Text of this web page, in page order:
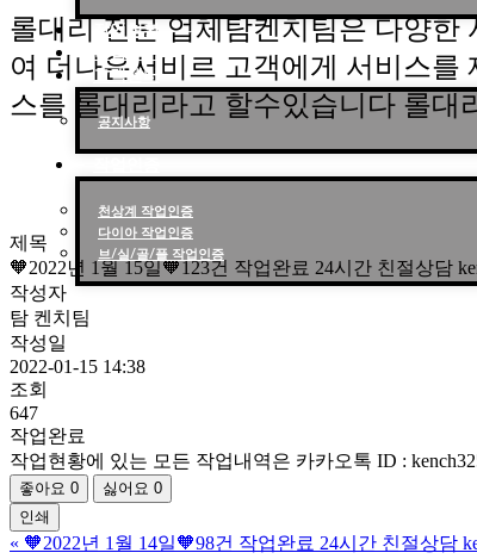
작업현황
작업후기
고객센터
공지사항
천상계 작업인증
다이아 작업인증
브/실/골/플 작업인증
롤대리 전문 업체탐켄치팀은 다양
여 더나은서비르 고객에게 서비스를
스를 롤대리라고 할수있습니다 롤대
제목
🧡2022년 1월 15일🧡123건 작업완료 24시간 친절상담
작성자
탐 켄치팀
작성일
2022-01-15 14:38
조회
647
작업완료
작업현황에 있는 모든 작업내역은 카카오톡 ID :
좋아요 0 싫어요 0
인쇄
« 🧡2022년 1월 14일🧡98건 작업완료 24시간 친절상담